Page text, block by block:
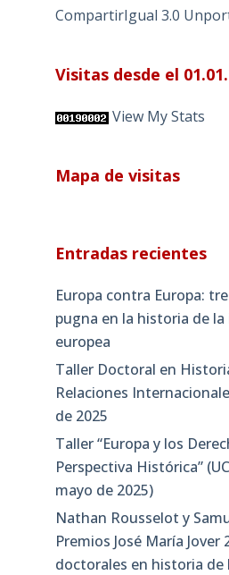
CompartirIgual 3.0
Visitas desde el
View My Stats
Mapa de visitas
Entradas recientes
Europa contra Europa:
pugna en la historia de
europea
Taller Doctoral en
Relaciones
de 2025
Taller “Europa y los
Perspectiva Histórica”
mayo de 2025)
Nathan Rousselot y
Premios José María Jover
doctorales en historia de